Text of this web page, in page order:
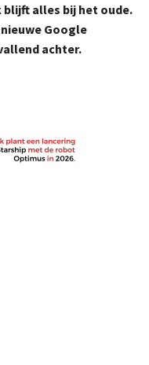
alles bij het oude.
Google
achter.